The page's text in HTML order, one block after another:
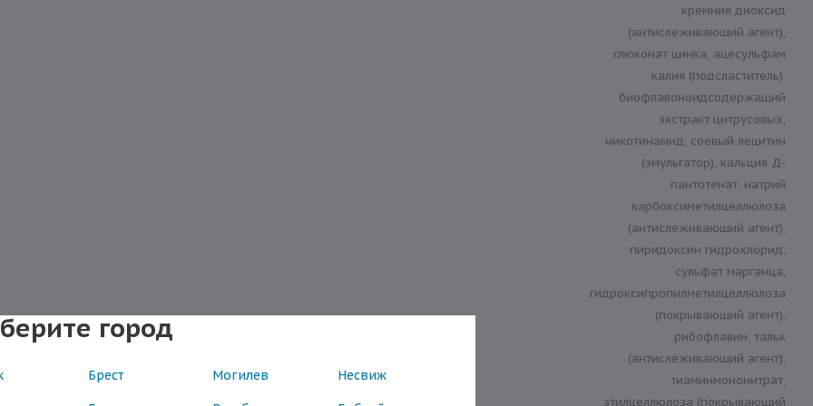
город
Брест Могилев Несвиж
кремния диоксид
(антислеживающий агент),
глюконат цинка, ацесульфам
калия (подсластитель),
биофлавоноидсодержащий
экстракт цитрусовых,
никотинамид, соевый лецитин
(эмульгатор), кальция Д-
пантотенат, натрий
карбоксиметилцеллюлоза
(антислеживающий агент),
пиридоксин гидрохлорид,
сульфат марганца,
гидроксипропилметилцеллюлоза
(покрывающий агент),
рибофлавин, тальк
(антислеживающий агент),
тиаминмононитрат,
этилцеллюлоза (покрывающий